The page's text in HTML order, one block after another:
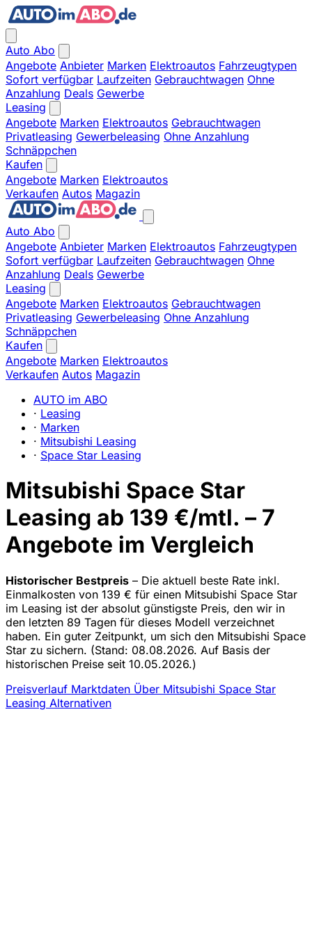
Auto Abo
Angebote Anbieter Marken Elektroautos Fahrzeugtypen
Sofort verfügbar Laufzeiten Gebrauchtwagen Ohne
Anzahlung Deals Gewerbe
Leasing
Angebote Marken Elektroautos Gebrauchtwagen
Privatleasing Gewerbeleasing Ohne Anzahlung
Schnäppchen
Kaufen
Angebote Marken Elektroautos
Verkaufen Autos Magazin
Auto Abo
Angebote Anbieter Marken Elektroautos Fahrzeugtypen
Sofort verfügbar Laufzeiten Gebrauchtwagen Ohne
Anzahlung Deals Gewerbe
Leasing
Angebote Marken Elektroautos Gebrauchtwagen
Privatleasing Gewerbeleasing Ohne Anzahlung
Schnäppchen
Kaufen
Angebote Marken Elektroautos
Verkaufen Autos Magazin
AUTO im ABO
· Leasing
· Marken
· Mitsubishi Leasing
· Space Star Leasing
Mitsubishi Space Star
Leasing ab 139 €/mtl. – 7
Angebote im Vergleich
Historischer Bestpreis – Die aktuell beste Rate inkl.
Einmalkosten von 139 € für einen Mitsubishi Space Star
im Leasing ist der absolut günstigste Preis, den wir in
den letzten 89 Tagen für dieses Modell verzeichnet
haben. Ein guter Zeitpunkt, um sich den Mitsubishi Space
Star zu sichern. (Stand: 08.08.2026. Auf Basis der
historischen Preise seit 10.05.2026.)
Preisverlauf Marktdaten Über Mitsubishi Space Star
Leasing Alternativen